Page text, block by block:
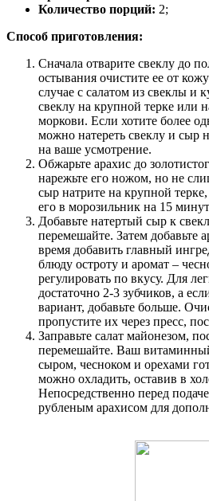
Количество порций: 2;
Способ приготовления:
Сначала отварите свеклу до
остывания очистите ее от
случае с салатом из свеклы и
свеклу на крупной терке или
моркови. Если хотите более
можно натереть свеклу и сыр
на ваше усмотрение.
Обжарьте арахис до
нарежьте его ножом, но не
сыр натрите на крупной
его в морозильник на 15
Добавьте натертый сыр к
перемешайте. Затем добавьте
время добавить главный
блюду остроту и аромат –
регулировать по вкусу. Для
достаточно 2-3 зубчиков, а
вариант, добавьте больше.
пропустите их через пресс,
Заправьте салат майонезом,
перемешайте. Ваш
сыром, чесноком и орехами
можно охладить, оставив в
Непосредственно перед
рубленым арахисом для